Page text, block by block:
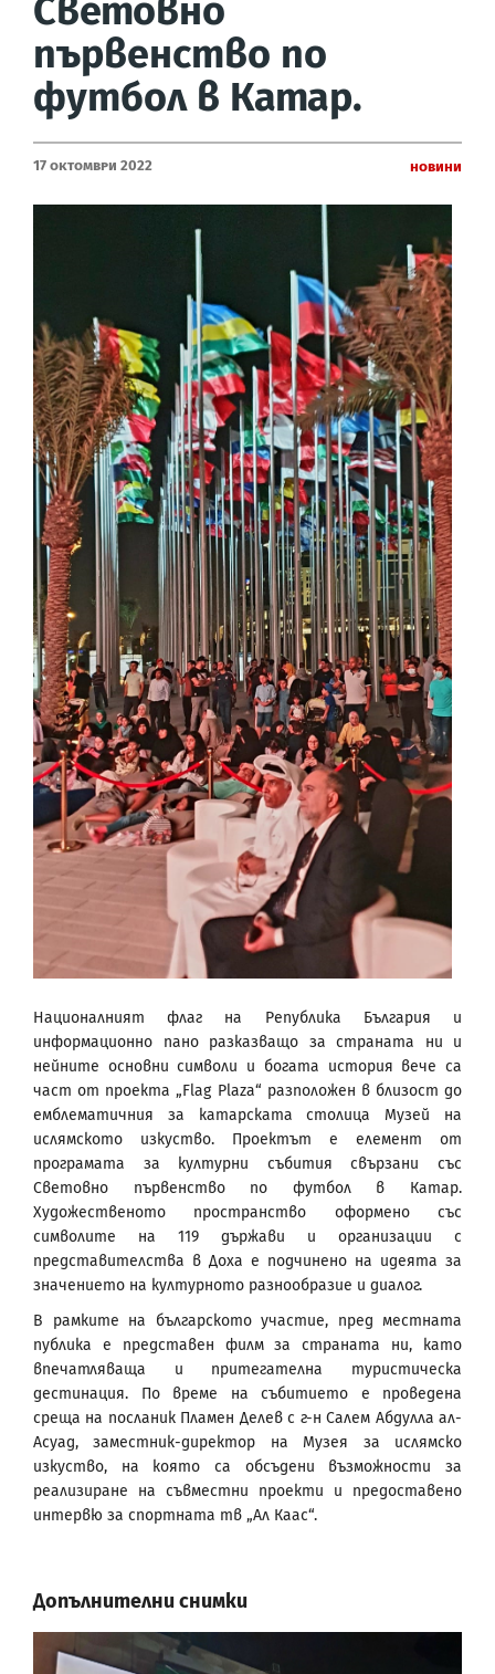
Световно
първенство по
футбол в Катар.
17 Октомври 2022 Новини
Националният флаг на Република България и
информационно пано разказващо за страната ни и
нейните основни символи и богата история вече са
част от проекта „Flag Plaza“ разположен в близост до
емблематичния за катарската столица Музей на
ислямското изкуство. Проектът е елемент от
програмата за културни събития свързани със
Световно първенство по футбол в Катар.
Художественото пространство оформено със
символите на 119 държави и организации с
представителства в Доха е подчинено на идеята за
значението на културното разнообразие и диалог.
В рамките на българското участие, пред местната
публика е представен филм за страната ни, като
впечатляваща и притегателна туристическа
дестинация. По време на събитието е проведена
среща на посланик Пламен Делев с г-н Салем Абдулла ал-
Асуад, заместник-директор на Музея за ислямско
изкуство, на която са обсъдени възможности за
реализиране на съвместни проекти и предоставено
интервю за спортната тв „Ал Каас“.
Допълнителни снимки